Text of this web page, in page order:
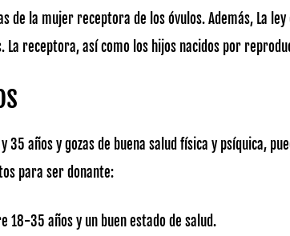
de la mujer receptora de los óvulos. Además, La
La receptora, así como los hijos nacidos por
35 años y gozas de buena salud física y psíquica,
para ser donante:
18-35 años y un buen estado de salud.